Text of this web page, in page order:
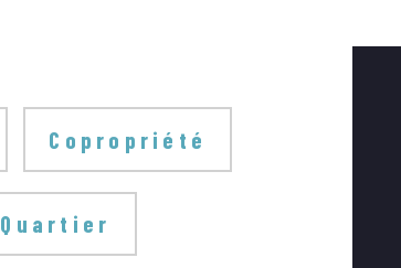
Copropriété
Quartier